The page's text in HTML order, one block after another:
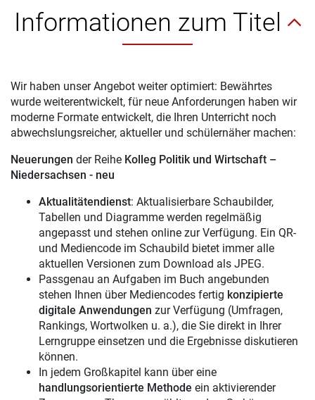
Informationen zum Titel
Wir haben unser Angebot weiter optimiert: Bewährtes
wurde weiterentwickelt, für neue Anforderungen haben wir
moderne Formate entwickelt, die Ihren Unterricht noch
abwechslungsreicher, aktueller und schülernäher machen:
Neuerungen der Reihe Kolleg Politik und Wirtschaft –
Niedersachsen - neu
Aktualitätendienst: Aktualisierbare Schaubilder,
Tabellen und Diagramme werden regelmäßig
angepasst und stehen online zur Verfügung. Ein QR-
und Mediencode im Schaubild bietet immer alle
aktuellen Versionen zum Download als JPEG.
Passgenau an Aufgaben im Buch angebunden
stehen Ihnen über Mediencodes fertig konzipierte
digitale Anwendungen zur Verfügung (Umfragen,
Rankings, Wortwolken u. a.), die Sie direkt in Ihrer
Lerngruppe einsetzen und die Ergebnisse diskutieren
können.
In jedem Großkapitel kann über eine
handlungsorientierte Methode ein aktivierender